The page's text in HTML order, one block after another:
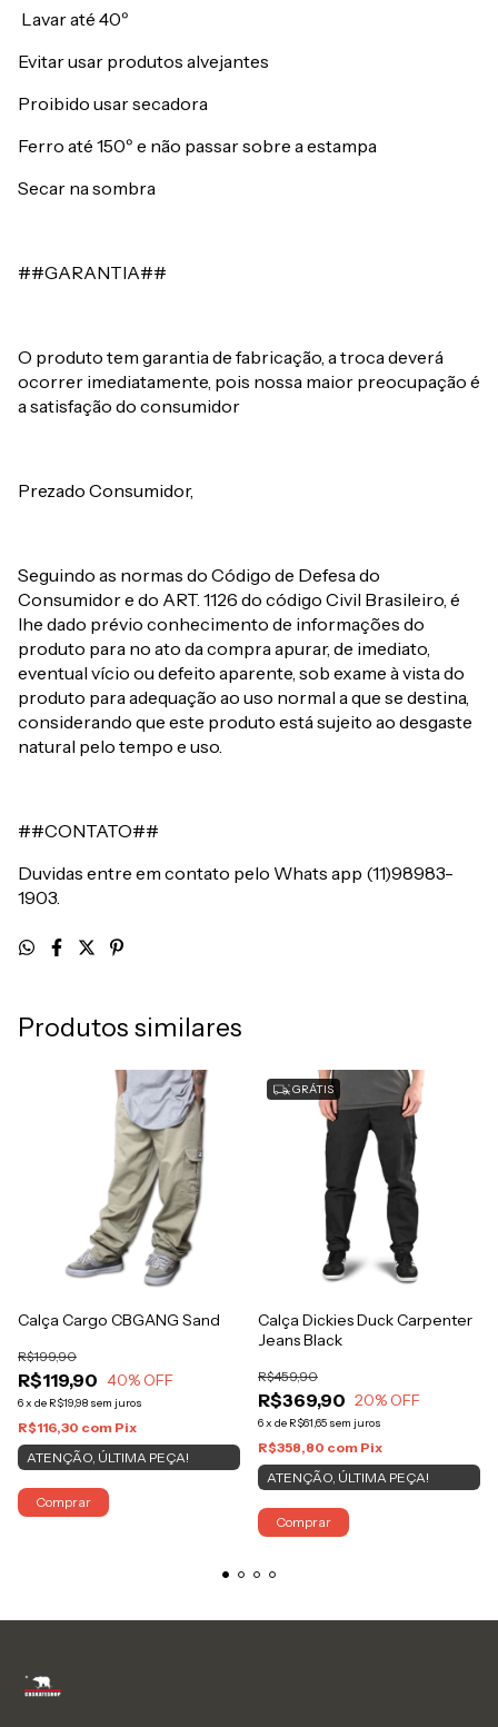
Lavar até 40º
Evitar usar produtos alvejantes
Proibido usar secadora
Ferro até 150º e não passar sobre a estampa
Secar na sombra
##GARANTIA##
O produto tem garantia de fabricação, a troca deverá
ocorrer imediatamente, pois nossa maior preocupação é
a satisfação do consumidor
Prezado Consumidor,
Seguindo as normas do Código de Defesa do
Consumidor e do ART. 1126 do código Civil Brasileiro, é
lhe dado prévio conhecimento de informações do
produto para no ato da compra apurar, de imediato,
eventual vício ou defeito aparente, sob exame à vista do
produto para adequação ao uso normal a que se destina,
considerando que este produto está sujeito ao desgaste
natural pelo tempo e uso.
##CONTATO##
Duvidas entre em contato pelo Whats app (11)98983-
1903.
Produtos similares
Calça Cargo CBGANG Sand
R$119,90
R$199,90
40% OFF
6x de R$19,98 sem juros
R$116,30 com Pix
ATENÇÃO, ÚLTIMA PEÇA!
Comprar
GRÁTIS
Calça Dickies Duck Carpenter
Jeans Black
R$369,90
R$459,90
20% OFF
6x de R$61,65 sem juros
R$358,80 com Pix
ATENÇÃO, ÚLTIMA PEÇA!
Comprar